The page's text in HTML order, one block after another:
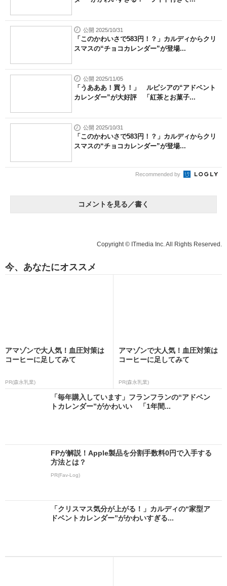
公開 2025/10/31
「このかわいさで583円！？」カルディからクリ
スマスの“チョコカレンダー”が登場...
公開 2025/11/05
「うあああ！買う！」 ルピシアの“アドベント
カレンダー”が大好評 「紅茶とお菓子...
公開 2025/10/31
「このかわいさで583円！？」カルディからクリ
スマスの“チョコカレンダー”が登場...
Recommended by
コメントを見る／書く
Copyright © ITmedia Inc. All Rights Reserved.
今、あなたにオススメ
アマゾンで大人気！血圧対策は
コーヒーに足してみて
PR(森永乳業)
アマゾンで大人気！血圧対策は
コーヒーに足してみて
PR(森永乳業)
「毎年購入しています」フランフランの“アドベン
トカレンダー”がかわいい 「1年間...
FPが解説！Apple製品を分割手数料0円で入手する
方法とは？
PR(Fav-Log)
「クリスマス気分が上がる！」カルディの“家型ア
ドベントカレンダー”がかわいすぎる...